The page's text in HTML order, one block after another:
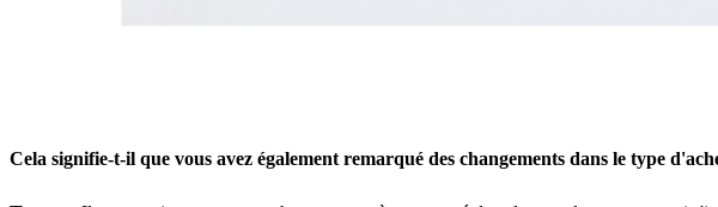
Cela signifie-t-il que vous avez également remarqué des changements dans le type